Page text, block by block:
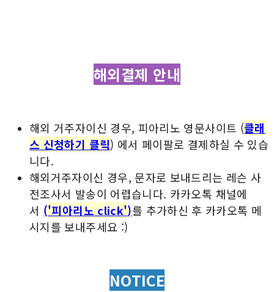
해외결제 안내
해외 거주자이신 경우, 피아리노 영문사이트 (클래
스 신청하기 클릭) 에서 페이팔로 결제하실 수 있습
니다.
해외거주자이신 경우, 문자로 보내드리는 레슨 사
전조사서 발송이 어렵습니다. 카카오톡 채널에
서 ('피아리노 click')를 추가하신 후 카카오톡 메
시지를 보내주세요 :)
NOTICE